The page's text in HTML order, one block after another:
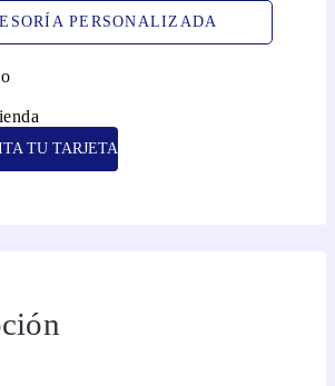
PERSONALIZADA
TU TARJETA